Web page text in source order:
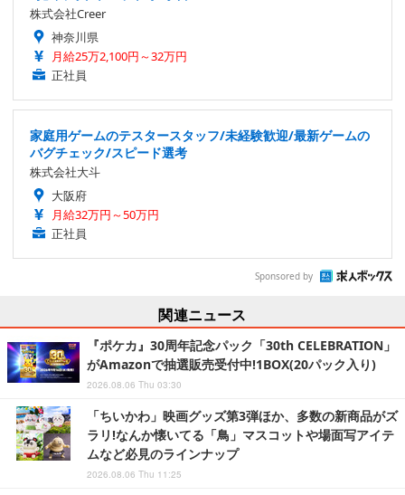
株式会社Creer
神奈川県
月給25万2,100円～32万円
正社員
家庭用ゲームのテスタースタッフ/未経験歓迎/最新ゲームの
バグチェック/スピード選考
株式会社大斗
大阪府
月給32万円～50万円
正社員
Sponsored by
関連ニュース
『ポケカ』30周年記念パック「30th CELEBRATION」
がAmazonで抽選販売受付中!1BOX(20パック入り)
2026.08.06 Thu 03:30
「ちいかわ」映画グッズ第3弾ほか、多数の新商品がズ
ラリ!なんか懐いてる「鳥」マスコットや場面写アイテ
ムなど必見のラインナップ
2026.08.06 Thu 11:25